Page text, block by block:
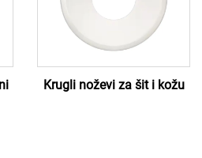
Krugli noževi za šit i kožu